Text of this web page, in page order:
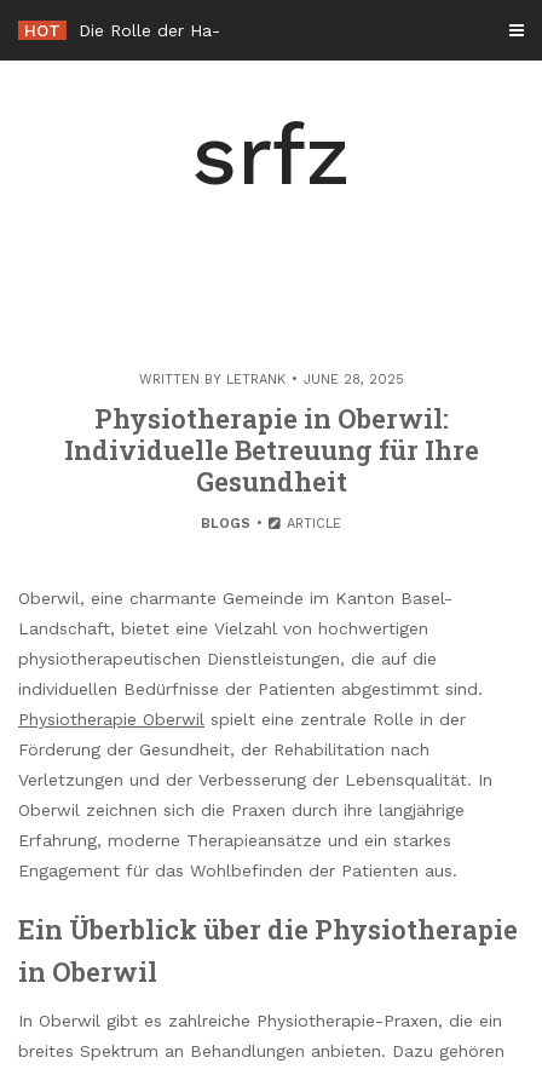
content
HOT
srfz
WRITTEN BY LETRANK JUNE 28, 2025
Physiotherapie in Oberwil:
Individuelle Betreuung für Ihre
Gesundheit
BLOGS ARTICLE
Oberwil, eine charmante Gemeinde im Kanton Basel-
Landschaft, bietet eine Vielzahl von hochwertigen
physiotherapeutischen Dienstleistungen, die auf die
individuellen Bedürfnisse der Patienten abgestimmt sind.
Physiotherapie Oberwil spielt eine zentrale Rolle in der
Förderung der Gesundheit, der Rehabilitation nach
Verletzungen und der Verbesserung der Lebensqualität. In
Oberwil zeichnen sich die Praxen durch ihre langjährige
Erfahrung, moderne Therapieansätze und ein starkes
Engagement für das Wohlbefinden der Patienten aus.
Ein Überblick über die Physiotherapie
in Oberwil
In Oberwil gibt es zahlreiche Physiotherapie-Praxen, die ein
breites Spektrum an Behandlungen anbieten. Dazu gehören